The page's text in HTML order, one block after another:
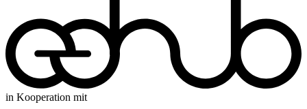
in Kooperation mit